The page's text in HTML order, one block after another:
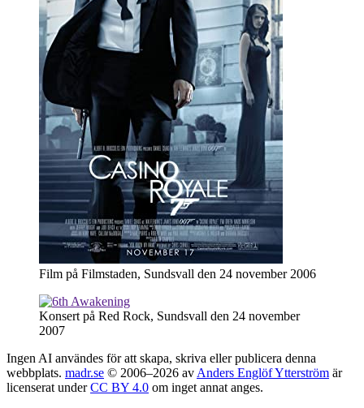
Film på Filmstaden, Sundsvall den 24 november 2006
Konsert på Red Rock, Sundsvall den 24 november
2007
Ingen AI användes för att skapa, skriva eller publicera denna
webbplats. madr.se © 2006–2026 av Anders Englöf Ytterström är
licenserat underCC BY 4.0 om inget annat anges.